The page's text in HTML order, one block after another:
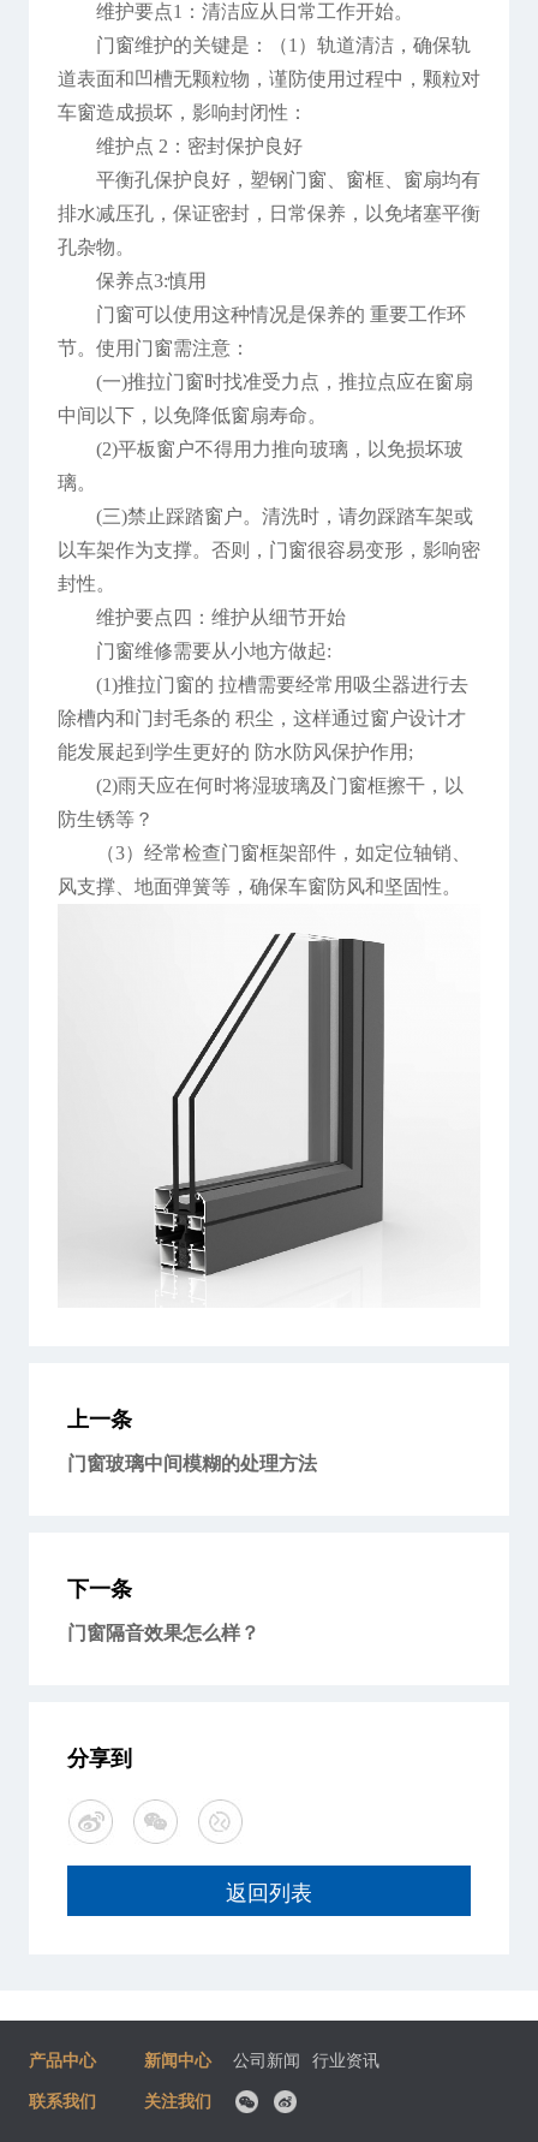
维护要点1：清洁应从日常工作开始。
门窗维护的关键是：（1）轨道清洁，确保轨
道表面和凹槽无颗粒物，谨防使用过程中，颗粒对
车窗造成损坏，影响封闭性：
维护点 2：密封保护良好
平衡孔保护良好，塑钢门窗、窗框、窗扇均有
排水减压孔，保证密封，日常保养，以免堵塞平衡
孔杂物。
保养点3:慎用
门窗可以使用这种情况是保养的 重要工作环
节。使用门窗需注意：
(一)推拉门窗时找准受力点，推拉点应在窗扇
中间以下，以免降低窗扇寿命。
(2)平板窗户不得用力推向玻璃，以免损坏玻
璃。
(三)禁止踩踏窗户。清洗时，请勿踩踏车架或
以车架作为支撑。否则，门窗很容易变形，影响密
封性。
维护要点四：维护从细节开始
门窗维修需要从小地方做起:
(1)推拉门窗的 拉槽需要经常用吸尘器进行去
除槽内和门封毛条的 积尘，这样通过窗户设计才
能发展起到学生更好的 防水防风保护作用;
(2)雨天应在何时将湿玻璃及门窗框擦干，以
防生锈等？
（3）经常检查门窗框架部件，如定位轴销、
风支撑、地面弹簧等，确保车窗防风和坚固性。
上一条
门窗玻璃中间模糊的处理方法
下一条
门窗隔音效果怎么样？
分享到
返回列表
产品中心 新闻中心 公司新闻 行业资讯
联系我们
关注我们